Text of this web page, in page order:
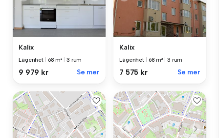
Kalix
Lägenhet 68 m² 3 rum
9 979 kr Se mer
Kalix
Lägenhet 68 m² 3 rum
7 575 kr Se mer